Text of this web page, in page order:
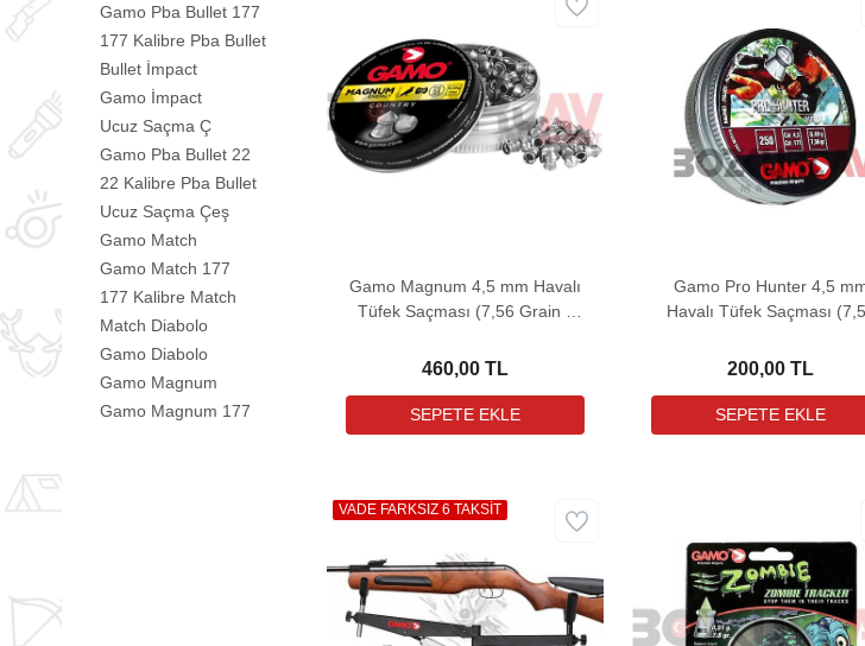
Gamo Pba Bullet 177
177 Kalibre Pba Bullet
Bullet İmpact
Gamo İmpact
Ucuz Saçma Ç
Gamo Pba Bullet 22
22 Kalibre Pba Bullet
Ucuz Saçma Çeş
Gamo Match
Gamo Match 177
177 Kalibre Match
Match Diabolo
Gamo Diabolo
Gamo Magnum
Gamo Magnum 177
Gamo Magnum 4,5 mm Havalı
Tüfek Saçması (7,56 Grain -
460,00 TL
Gamo Pro Hunter 4,5
Havalı Tüfek Saçması
200,00 TL
VADE FARKSIZ 6 TAKSİT